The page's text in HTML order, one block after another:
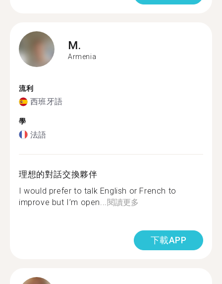
M.
Armenia
流利
西班牙語
學
法語
理想的對話交換夥伴
I would prefer to talk English or French to
improve but I’m open... 閱讀更多
下載APP